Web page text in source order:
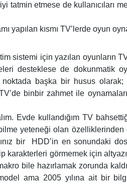
etmese de kullanıcıları
yapılan kısmı TV’lerde oyun
sistemi için yazılan oyunların
desteklese de dokunmatik
başka bir husus olarak;
binbir zahmet ile
Evde kullandığım TV
yeteneği olan özelliklerinden
bir HDD’in en sonundaki
görmemek için altyazı
bile hazırlamak zorunda
ama 2005 yılına ait bir